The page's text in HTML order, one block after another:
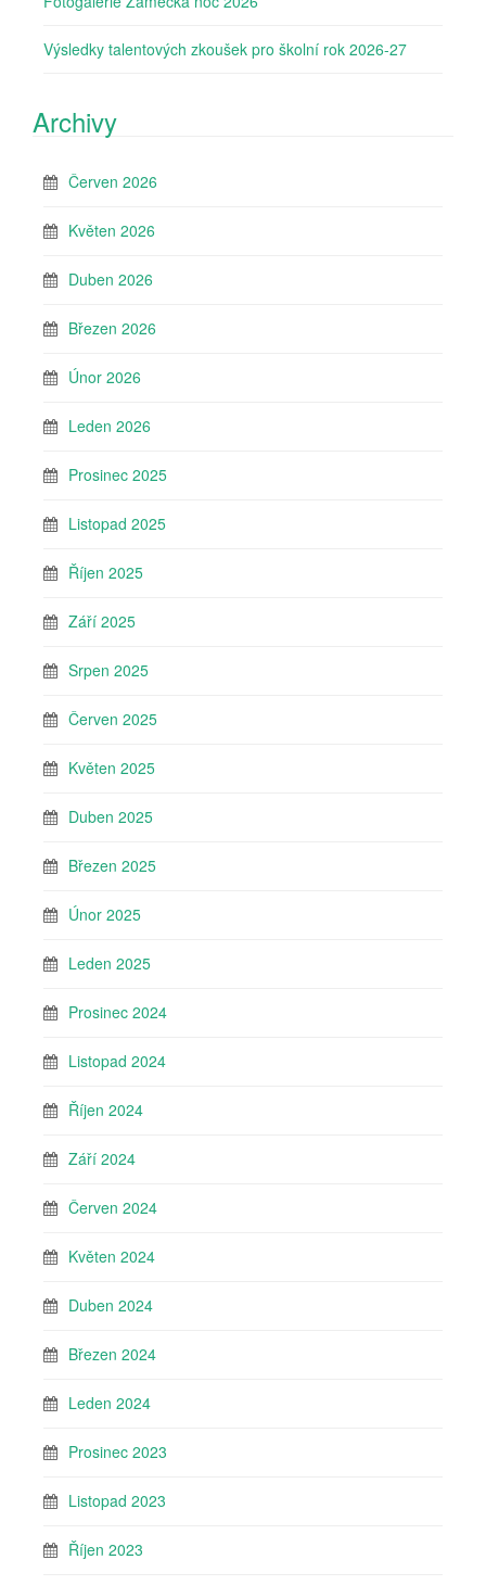
Výsledky talentových zkoušek pro školní rok 2026-27
Archivy
Červen 2026
Květen 2026
Duben 2026
Březen 2026
Únor 2026
Leden 2026
Prosinec 2025
Listopad 2025
Říjen 2025
Září 2025
Srpen 2025
Červen 2025
Květen 2025
Duben 2025
Březen 2025
Únor 2025
Leden 2025
Prosinec 2024
Listopad 2024
Říjen 2024
Září 2024
Červen 2024
Květen 2024
Duben 2024
Březen 2024
Leden 2024
Prosinec 2023
Listopad 2023
Říjen 2023